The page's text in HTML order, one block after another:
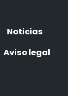
Noticias
Aviso legal